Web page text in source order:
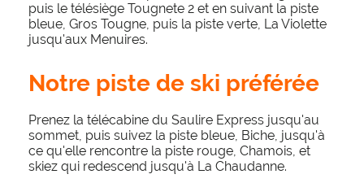
puis le télésiège Tougnete 2 et en suivant la piste
bleue, Gros Tougne, puis la piste verte, La Violette
jusqu'aux Menuires.
Notre piste de ski préférée
Prenez la télécabine du Saulire Express jusqu'au
sommet, puis suivez la piste bleue, Biche, jusqu'à
ce qu'elle rencontre la piste rouge, Chamois, et
skiez qui redescend jusqu'à La Chaudanne.